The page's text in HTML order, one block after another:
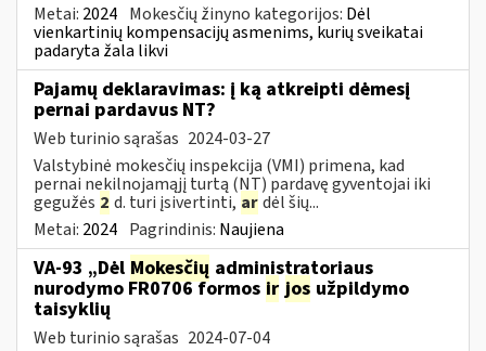
Metai: 2024 Mokesčių žinyno kategorijos: Dėl
vienkartinių kompensacijų asmenims, kurių sveikatai
padaryta žala likvi
Pajamų deklaravimas: į ką atkreipti dėmesį
pernai pardavus NT?
Web turinio sąrašas 2024-03-27
Valstybinė mokesčių inspekcija (VMI) primena, kad
pernai nekilnojamąjį turtą (NT) pardavę gyventojai iki
gegužės 2 d. turi įsivertinti, ardėl šių...
Metai: 2024 Pagrindinis: Naujiena
VA-93 „Dėl Mokesčių administratoriaus
nurodymo FR0706 formos ir jos užpildymo
taisyklių
Web turinio sąrašas 2024-07-04